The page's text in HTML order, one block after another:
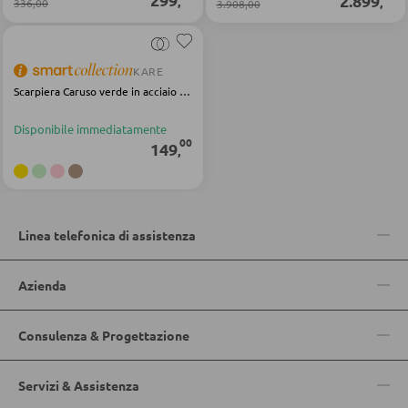
PARETI ATTREZZATE
Soggiorni componibili
MOBILI TV
TAVOLI DA SOGGIORNO
Tavolini da caffé
336,00 3.908,00
KARE
Scarpiera Caruso verde in acciaio verniciato a polvere
Disponibile immediatamente
149,00
Linea telefonica di assistenza
Azienda
Consulenza & Progettazione
Servizi & Assistenza